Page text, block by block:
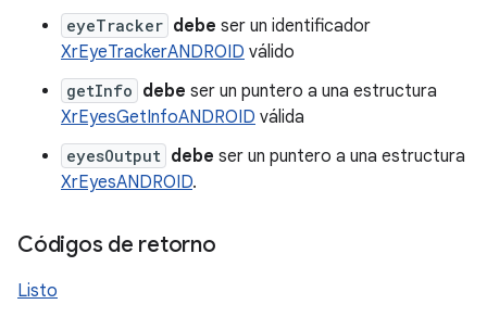
eyeTracker debe ser un identificador
XrEyeTrackerANDROID válido
getInfo debe ser un puntero a una estructura
XrEyesGetInfoANDROID válida
eyesOutput debe ser un puntero a una estructura
XrEyesANDROID.
Códigos de retorno
Listo